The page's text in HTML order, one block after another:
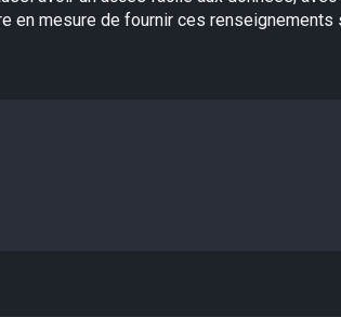
en mesure de fournir ces renseignements